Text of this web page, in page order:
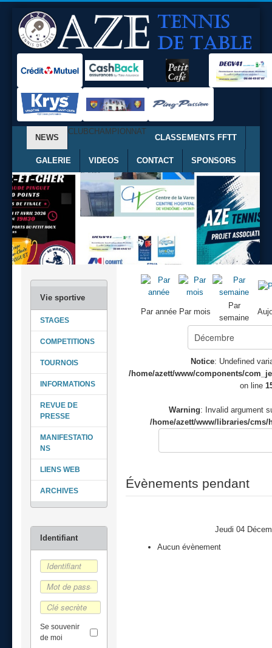
NEWS
CLUBCHAMPIONNAT
CLASSEMENTS FFTT
GALERIE VIDEOS CONTACT SPONSORS
Se souvenir
de moi
STAGES
COMPETITIONS
TOURNOIS
INFORMATIONS
REVUE DE
PRESSE
MANIFESTATIO
NS
LIENS WEB
ARCHIVES
Par année Par mois
Par
semaine
Notice: Undefined
/home/azett/www/components/
on line
Warning: Invalid argument
/home/azett/www/libraries/cms/
Évènements pendant
Jeudi 04
Aucun évènement